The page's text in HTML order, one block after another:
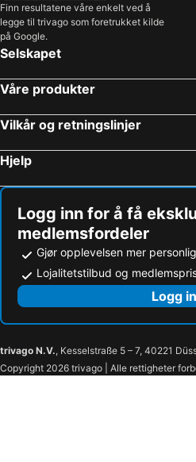
Intercontinental Hotels Brisbane By Ihg
ibis budget Brisbane Airport
Pullman Brisbane King George Square
Hotel Indigo Brisbane City Centre By Ihg
Hotel Diana Woolloongabba
Madison Tower Mill Hotel
The Westin Brisbane
Rydges Fortitude Valley
W
Royal Albert Hotel
Voco Brisbane City Centre By Ihg
Mantra on Mary Brisbane
Crystalbrook Vincent
Hotel Chino
Finn resultatene våre enkelt ved å
legge til trivago som foretrukket kilde
på Google.
Selskapet
Våre produkter
Vilkår og retningslinjer
Hjelp
Logg inn for å få
medlemsfordeler
Gjør opplevelsen mer personlig
Lojalitetstilbud og
Logg
trivago N.V., Kesselstraße 5 – 7, 40221
Copyright 2026 trivago | Alle rettigheter